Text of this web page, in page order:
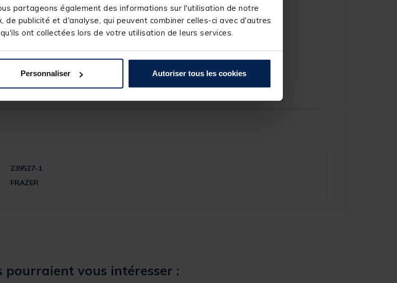
partageons également des informations sur l'utilisation de notre
publicité et d'analyse, qui peuvent combiner celles-ci avec d'autres
ont collectées lors de votre utilisation de leurs services.
Personnaliser Autoriser tous les cookies
239527-1
FRAZER
pourraient vous intéresser :